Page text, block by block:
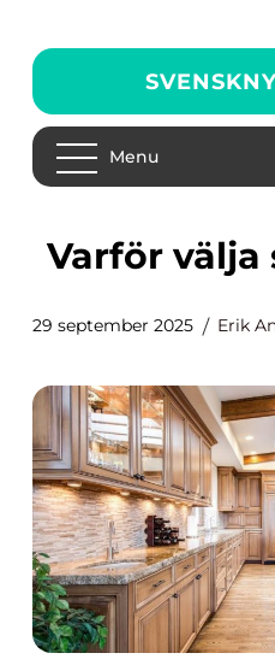
Menu
Varför
29 september 2025 Erik